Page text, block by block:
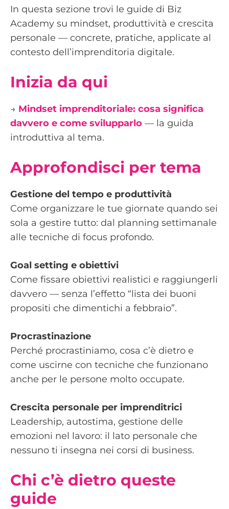
In questa sezione trovi le guide di Biz
Academy su mindset, produttività e crescita
personale — concrete, pratiche, applicate al
contesto dell’imprenditoria digitale.
Inizia da qui
→ Mindset imprenditoriale: cosa significa
davvero e come svilupparlo — la guida
introduttiva al tema.
Approfondisci per tema
Gestione del tempo e produttività
Come organizzare le tue giornate quando sei
sola a gestire tutto: dal planning settimanale
alle tecniche di focus profondo.
Goal setting e obiettivi
Come fissare obiettivi realistici e raggiungerli
davvero — senza l’effetto “lista dei buoni
propositi che dimentichi a febbraio”.
Procrastinazione
Perché procrastiniamo, cosa c’è dietro e
come uscirne con tecniche che funzionano
anche per le persone molto occupate.
Crescita personale per imprenditrici
Leadership, autostima, gestione delle
emozioni nel lavoro: il lato personale che
nessuno ti insegna nei corsi di business.
Chi c’è dietro queste
guide